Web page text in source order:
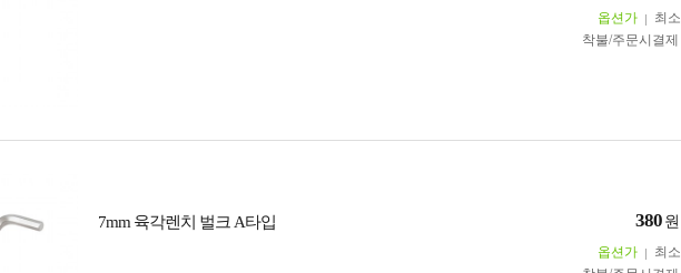
옵션가 최소
착불/주문시결제
7mm 육각렌치 벌크 A타입 380 원
옵션가 최소